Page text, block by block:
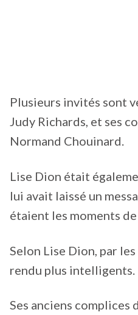
Plusieurs invités sont
Judy Richards, et ses
Normand Chouinard.
Lise Dion était
lui avait laissé un
étaient les moments
Selon Lise Dion, par
rendu plus intelligents.
Ses anciens complices